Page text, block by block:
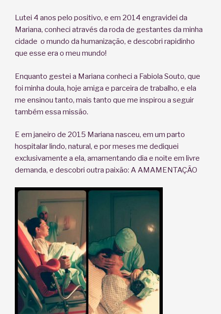
Lutei 4 anos pelo positivo, e em 2014 engravidei da
Mariana, conheci através da roda de gestantes da minha
cidade o mundo da humanização, e descobri rapidinho
que esse era o meu mundo!
Enquanto gestei a Mariana conheci a Fabiola Souto, que
foi minha doula, hoje amiga e parceira de trabalho, e ela
me ensinou tanto, mais tanto que me inspirou a seguir
também essa missão.
E em janeiro de 2015 Mariana nasceu, em um parto
hospitalar lindo, natural, e por meses me dediquei
exclusivamente a ela, amamentando dia e noite em livre
demanda, e descobri outra paixão: A AMAMENTAÇÃO